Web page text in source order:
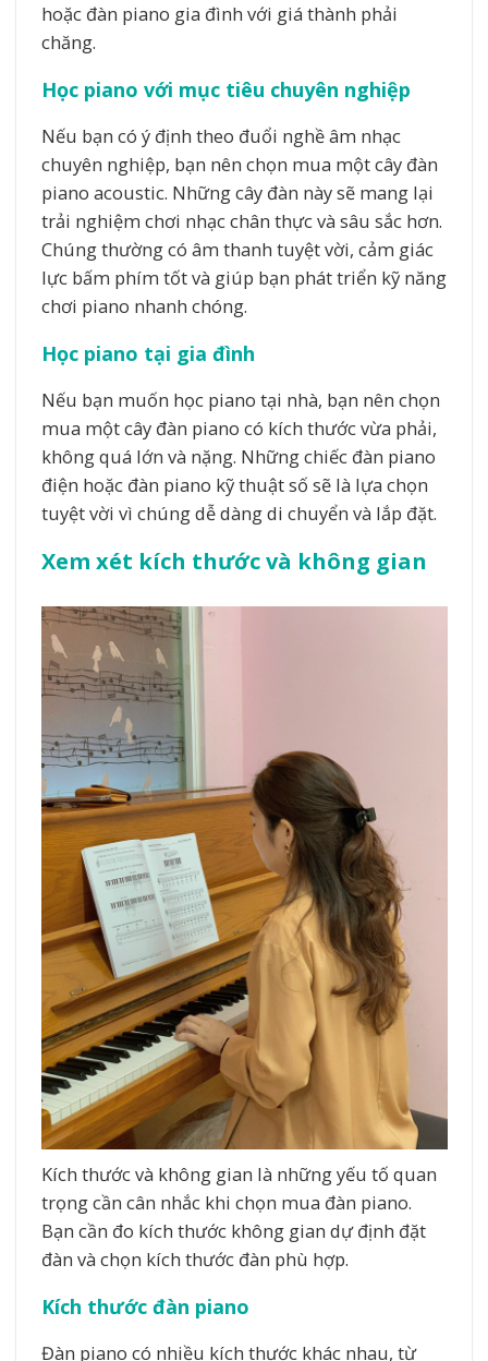
hoặc đàn piano gia đình với giá thành phải
chăng.
Học piano với mục tiêu chuyên nghiệp
Nếu bạn có ý định theo đuổi nghề âm nhạc
chuyên nghiệp, bạn nên chọn mua một cây đàn
piano acoustic. Những cây đàn này sẽ mang lại
trải nghiệm chơi nhạc chân thực và sâu sắc hơn.
Chúng thường có âm thanh tuyệt vời, cảm giác
lực bấm phím tốt và giúp bạn phát triển kỹ năng
chơi piano nhanh chóng.
Học piano tại gia đình
Nếu bạn muốn học piano tại nhà, bạn nên chọn
mua một cây đàn piano có kích thước vừa phải,
không quá lớn và nặng. Những chiếc đàn piano
điện hoặc đàn piano kỹ thuật số sẽ là lựa chọn
tuyệt vời vì chúng dễ dàng di chuyển và lắp đặt.
Xem xét kích thước và không gian
Kích thước và không gian là những yếu tố quan
trọng cần cân nhắc khi chọn mua đàn piano.
Bạn cần đo kích thước không gian dự định đặt
đàn và chọn kích thước đàn phù hợp.
Kích thước đàn piano
Đàn piano có nhiều kích thước khác nhau, từ